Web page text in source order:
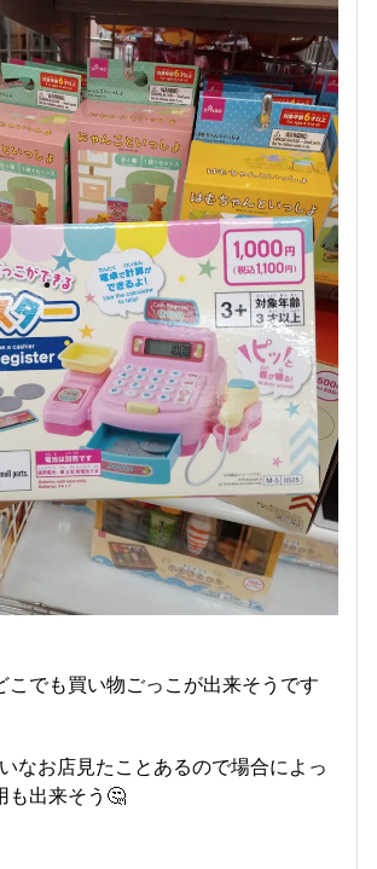
こでも買い物ごっこが出来そうです
なお店見たことあるので場合によっ
も出来そう🤔